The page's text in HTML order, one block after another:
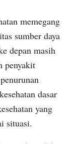
memegang
sumber daya
depan masih
penyakit
dasar
yang
situasi.